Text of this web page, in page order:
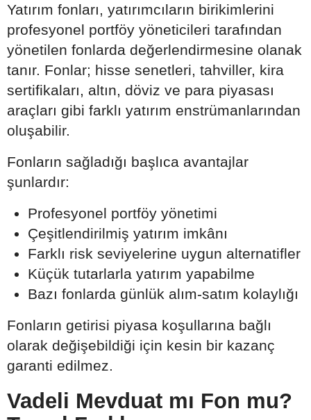
Yatırım fonları, yatırımcıların birikimlerini
profesyonel portföy yöneticileri tarafından
yönetilen fonlarda değerlendirmesine olanak
tanır. Fonlar; hisse senetleri, tahviller, kira
sertifikaları, altın, döviz ve para piyasası
araçları gibi farklı yatırım enstrümanlarından
oluşabilir.
Fonların sağladığı başlıca avantajlar
şunlardır:
Profesyonel portföy yönetimi
Çeşitlendirilmiş yatırım imkânı
Farklı risk seviyelerine uygun alternatifler
Küçük tutarlarla yatırım yapabilme
Bazı fonlarda günlük alım-satım kolaylığı
Fonların getirisi piyasa koşullarına bağlı
olarak değişebildiği için kesin bir kazanç
garanti edilmez.
Vadeli Mevduat mı Fon mu?